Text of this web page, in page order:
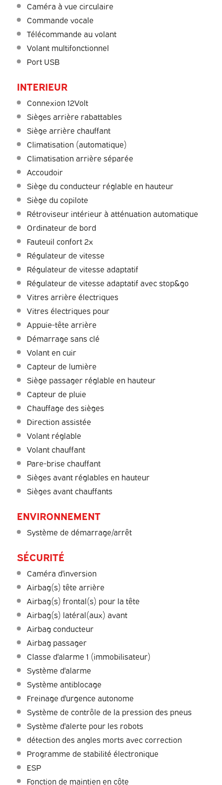
Caméra à vue circulaire
Commande vocale
Télécommande au volant
Volant multifonctionnel
Port USB
INTERIEUR
Connexion 12Volt
Sièges arrière rabattables
Siège arrière chauffant
Climatisation (automatique)
Climatisation arrière séparée
Accoudoir
Siège du conducteur réglable en hauteur
Siège du copilote
Rétroviseur intérieur à atténuation automatique
Ordinateur de bord
Fauteuil confort 2x
Régulateur de vitesse
Régulateur de vitesse adaptatif
Régulateur de vitesse adaptatif avec stop&go
Vitres arrière électriques
Vitres électriques pour
Appuie-tête arrière
Démarrage sans clé
Volant en cuir
Capteur de lumière
Siège passager réglable en hauteur
Capteur de pluie
Chauffage des sièges
Direction assistée
Volant réglable
Volant chauffant
Pare-brise chauffant
Sièges avant réglables en hauteur
Sièges avant chauffants
ENVIRONNEMENT
Système de démarrage/arrêt
SÉCURITÉ
Caméra d'inversion
Airbag(s) tête arrière
Airbag(s) frontal(s) pour la tête
Airbag(s) latéral(aux) avant
Airbag conducteur
Airbag passager
Classe d'alarme 1 (immobilisateur)
Système d'alarme
Système antiblocage
Freinage d'urgence autonome
Système de contrôle de la pression des pneus
Système d'alerte pour les robots
détection des angles morts avec correction
Programme de stabilité électronique
ESP
Fonction de maintien en côte